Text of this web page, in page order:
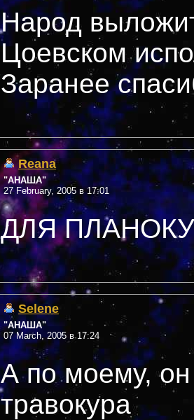
Народ
Цоевском
Заранее
Reana
"АНАША"
27 February, 2005 в 17:01
ДЛЯ
Selene
"АНАША"
07 March, 2005 в 17:24
А по моему,
травокура